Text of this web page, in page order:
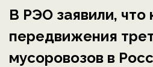
В РЭО заявили, что
передвижения
мусоровозов в